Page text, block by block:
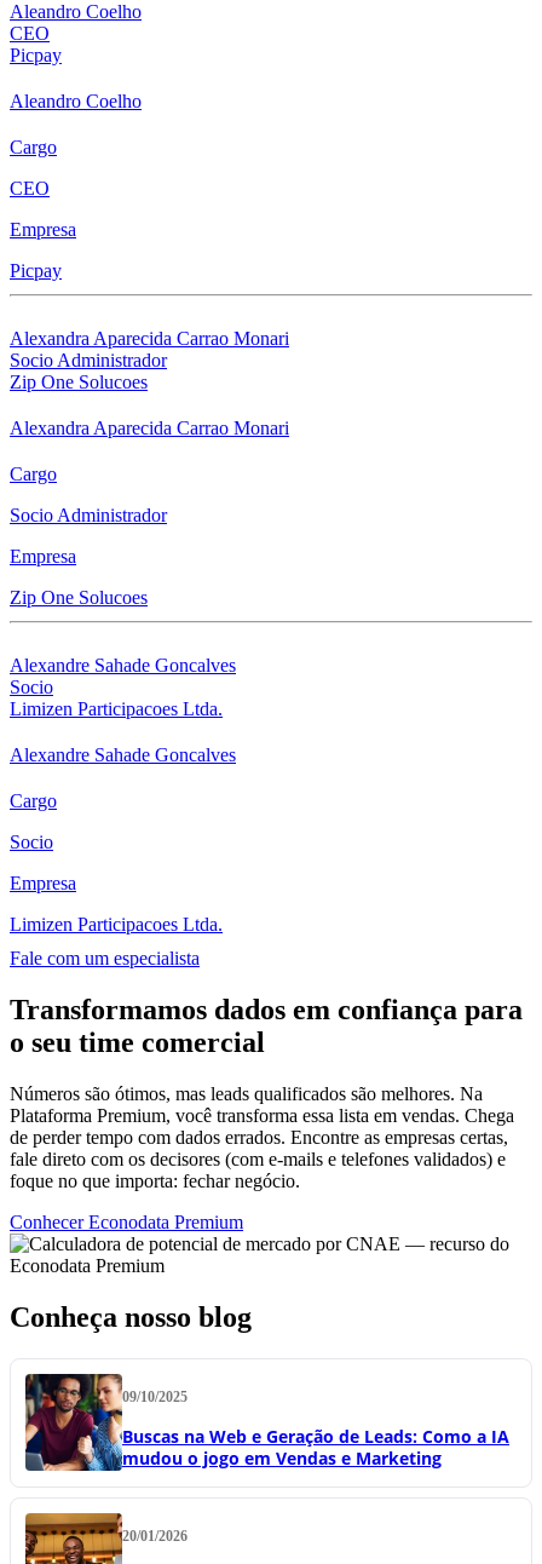
Aleandro Coelho
CEO
Picpay
Aleandro Coelho
Cargo
CEO
Empresa
Picpay
Alexandra Aparecida Carrao Monari
Socio Administrador
Zip One Solucoes
Alexandra Aparecida Carrao Monari
Cargo
Socio Administrador
Empresa
Zip One Solucoes
Alexandre Sahade Goncalves
Socio
Limizen Participacoes Ltda.
Alexandre Sahade Goncalves
Cargo
Socio
Empresa
Limizen Participacoes Ltda.
Fale com um especialista
Transformamos dados em confiança para
o seu time comercial
Números são ótimos, mas leads qualificados são melhores. Na
Plataforma Premium, você transforma essa lista em vendas. Chega
de perder tempo com dados errados. Encontre as empresas certas,
fale direto com os decisores (com e-mails e telefones validados) e
foque no que importa: fechar negócio.
Conhecer Econodata Premium
Conheça nosso blog
09/10/2025
Buscas na Web e Geração de Leads: Como a IA
mudou o jogo em Vendas e Marketing
20/01/2026